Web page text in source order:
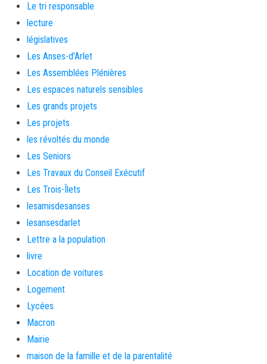
Le tri responsable
lecture
législatives
Les Anses-d'Arlet
Les Assemblées Plénières
Les espaces naturels sensibles
Les grands projets
Les projets
les révoltés du monde
Les Seniors
Les Travaux du Conseil Exécutif
Les Trois-Îlets
lesamisdesanses
lesansesdarlet
Lettre a la population
livre
Location de voitures
Logement
Lycées
Macron
Mairie
maison de la famille et de la parentalité